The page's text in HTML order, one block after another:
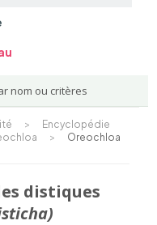
nom ou critères
>
Encyclopédie
>
Oreochloa
distiques